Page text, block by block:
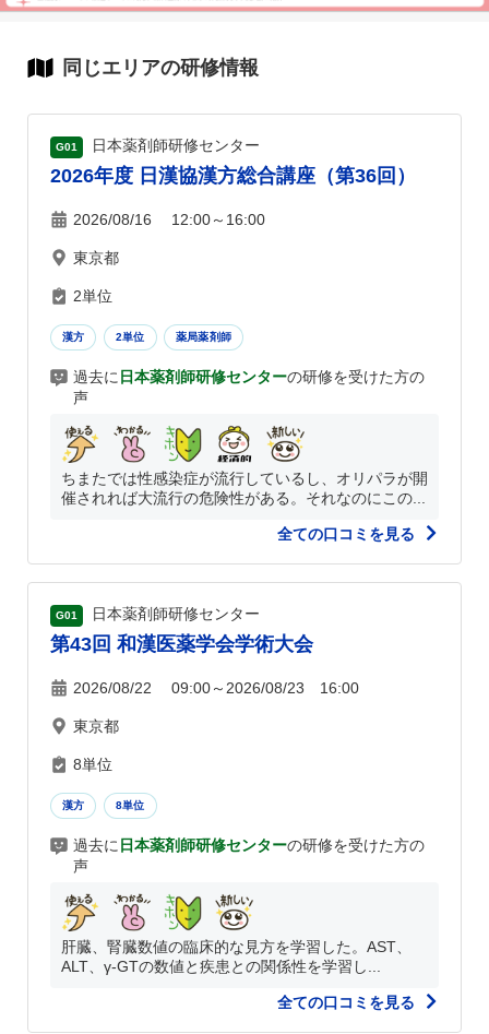
同じエリアの研修情報
G01 日本薬剤師研修センター
2026年度 日漢協漢方総合講座（第36回）
2026/08/16 12:00～16:00
東京都
2単位
漢方 2単位 薬局薬剤師
過去に 日本薬剤師研修センターの研修を受けた方の
声
ちまたでは性感染症が流行しているし、オリパラが開
催されれば大流行の危険性がある。それなのにこの...
全ての口コミを見る
G01 日本薬剤師研修センター
第43回 和漢医薬学会学術大会
2026/08/22 09:00～2026/08/23 16:00
東京都
8単位
漢方 8単位
過去に 日本薬剤師研修センターの研修を受けた方の
声
肝臓、腎臓数値の臨床的な見方を学習した。AST、
ALT、γ-GTの数値と疾患との関係性を学習し...
全ての口コミを見る